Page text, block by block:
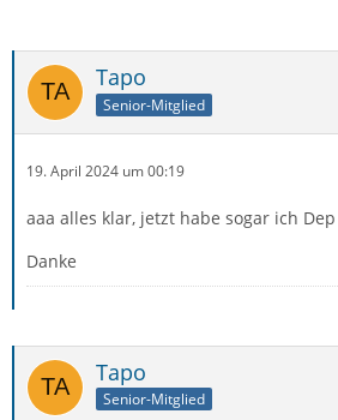
Tapo
Senior-Mitglied
19. April 2024 um 00:19
aaa alles klar, jetzt habe sogar ich
Danke
Tapo
Senior-Mitglied